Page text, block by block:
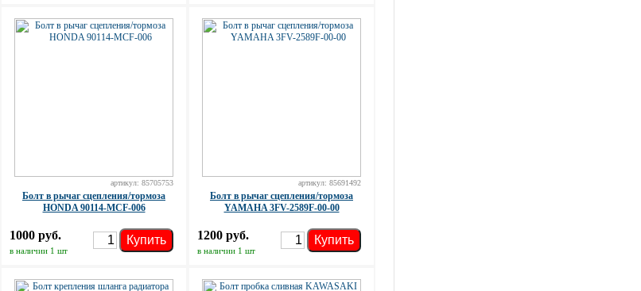
артикул: 85705753
Болт в рычаг сцепления/тормоза
HONDA 90114-MCF-006
1000 руб.
в наличии 1 шт
Купить
артикул: 85691492
Болт в рычаг сцепления/тормоза
YAMAHA 3FV-2589F-00-00
1200 руб.
в наличии 1 шт
Купить